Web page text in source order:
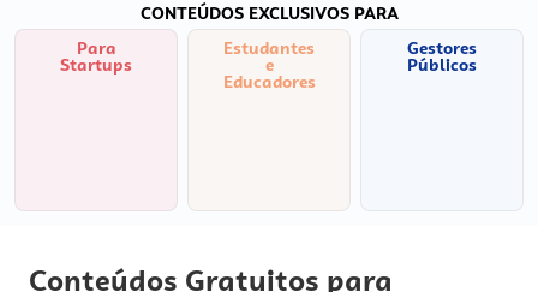
CONTEÚDOS EXCLUSIVOS PARA
Para
Startups
Estudantes
e
Educadores
Gestores
Públicos
Conteúdos Gratuitos para